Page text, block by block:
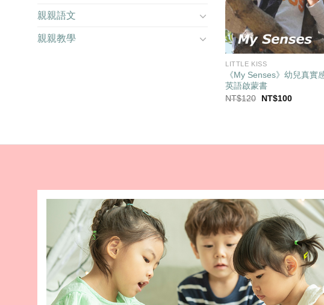
親親語文
親親教學
LITTLE KISS
《My Senses》幼兒真實
英語啟蒙書
NT$120
原
NT$100目